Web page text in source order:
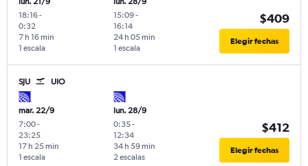
18:16-
0:32
1 escala
7 h 16 min
15:09-
16:14
1 escala
24 h 05 min
$409
Elegir fechas
SJU UIO
mar. 22/9
7:00-
23:25
1 escala
17 h 25 min
lun. 28/9
0:35-
12:34
2 escalas
34 h 59 min
$412
Elegir fechas